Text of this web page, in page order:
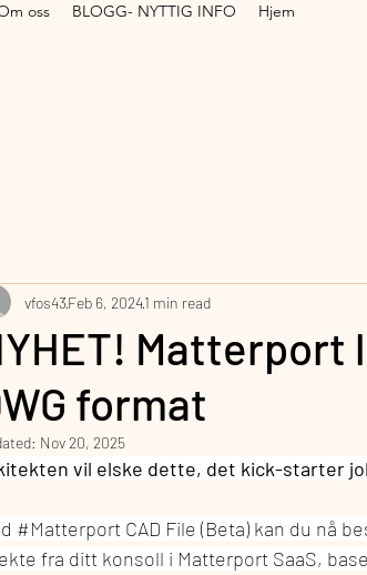
oss BLOGG- NYTTIG INFO Hjem
Matterport
format
vfos43Feb 6, 20241 min read
Nov 20, 2025
vil elske dette, det kick-starter
#Matterport CAD File (Beta) kan du nå
fra ditt konsoll i Matterport SaaS,